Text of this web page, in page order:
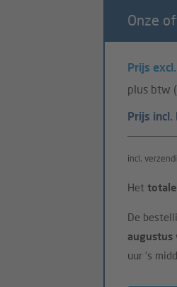
Onze
Prijs
plus btw
Prijs incl.
incl.
Het
De
augustus
uur 's